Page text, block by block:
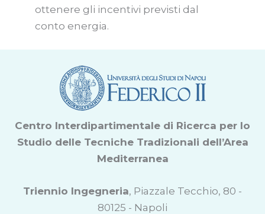
ottenere gli incentivi previsti dal
conto energia.
Centro Interdipartimentale di Ricerca per lo
Studio delle Tecniche Tradizionali dell’Area
Mediterranea
Triennio Ingegneria, Piazzale Tecchio, 80 -
80125 - Napoli